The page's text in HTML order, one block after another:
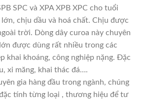
SPC và XPA XPB XPC cho tuổi
chịu dầu và hoá chất. Chịu được
trời. Dòng dây curoa này chuyên
được dùng rất nhiều trong các
khai khoáng, công nghiệp nặng. Đặc
xi măng, khai thác đá….
gia hàng đầu trong ngành, chúng
tính từng loại , thương hiệu để tư